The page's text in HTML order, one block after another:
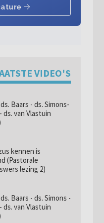
Heilig
de bediening
zegel voor de
gelovigen?
VIDEO'S
Baars - ds. Simons-
ds. van Vlastuin
kennen is
(Pastorale
lezing 2)
Baars - ds. Simons -
ds. van Vlastuin